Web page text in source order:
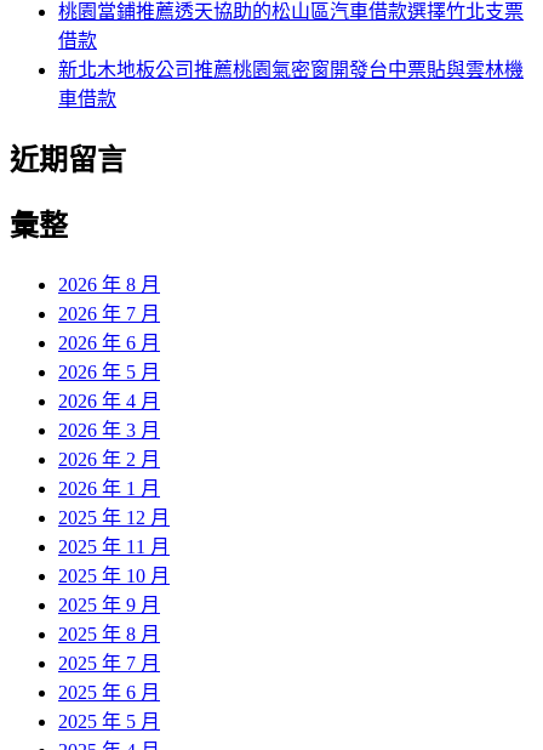
桃園當鋪推薦透天協助的松山區汽車借款選擇竹北支票
借款
新北木地板公司推薦桃園氣密窗開發台中票貼與雲林機
車借款
近期留言
彙整
2026 年 8 月
2026 年 7 月
2026 年 6 月
2026 年 5 月
2026 年 4 月
2026 年 3 月
2026 年 2 月
2026 年 1 月
2025 年 12 月
2025 年 11 月
2025 年 10 月
2025 年 9 月
2025 年 8 月
2025 年 7 月
2025 年 6 月
2025 年 5 月